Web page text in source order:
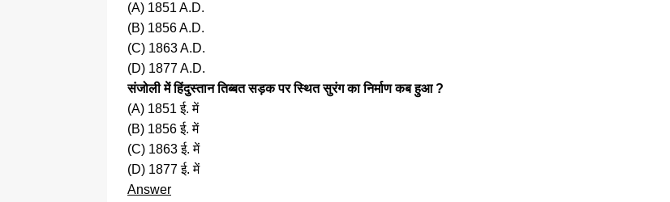
(A) 1851 A.D.
(B) 1856 A.D.
(C) 1863 A.D.
(D) 1877 A.D.
संजोली में हिंदुस्तान तिब्बत सड़क पर स्थित सुरंग का निर्माण कब हुआ ?
(A) 1851 ई. में
(B) 1856 ई. में
(C) 1863 ई. में
(D) 1877 ई. में
Answer